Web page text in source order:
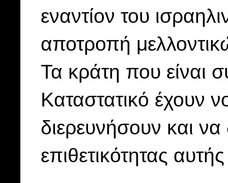
εναντίον του
αποτροπή
Τα κράτη που είναι
Καταστατικό έχουν
διερευνήσουν και
επιθετικότητας